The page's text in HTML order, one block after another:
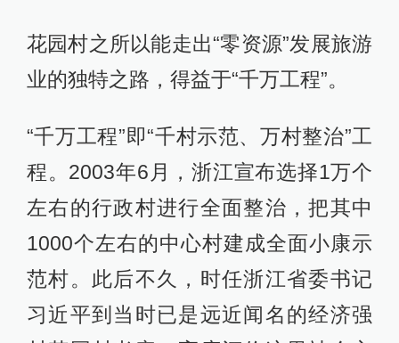
花园村之所以能走出“零资源”发展旅游
业的独特之路，得益于“千万工程”。
“千万工程”即“千村示范、万村整治”工
程。2003年6月，浙江宣布选择1万个
左右的行政村进行全面整治，把其中
1000个左右的中心村建成全面小康示
范村。此后不久，时任浙江省委书记
习近平到当时已是远近闻名的经济强